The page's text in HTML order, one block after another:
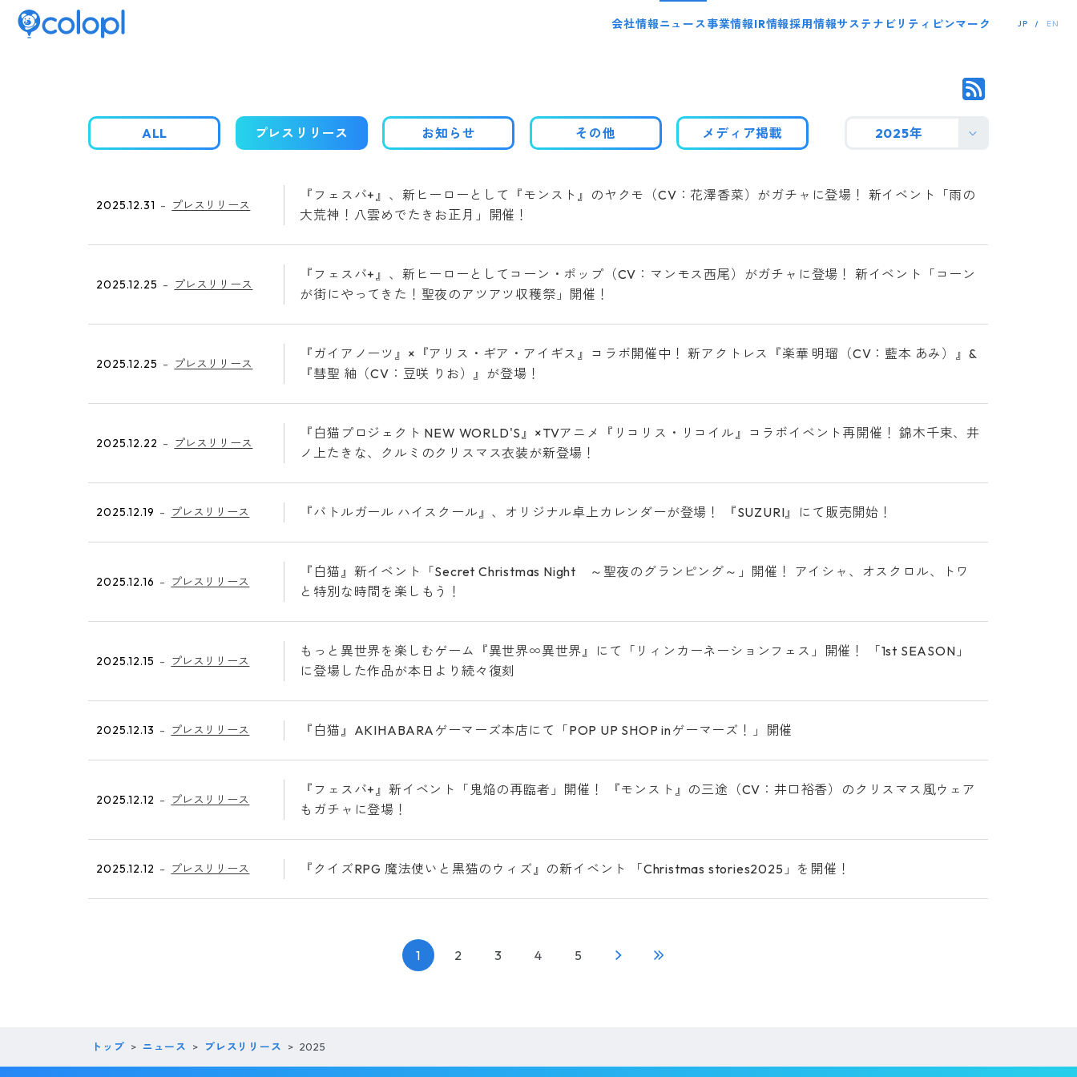
会社情報ニュース事業情報IR情報採用情報サステナビリティ ピンマーク JP EN
ALL プレスリリース お知らせ その他 メディア掲載 2025年
2025.12.31 プレスリリース
『フェスバ+』、新ヒーローとして『モンスト』のヤクモ（CV：花澤香菜）がガチャに登場！ 新イベント「雨の
大荒神！八雲めでたきお正月」開催！
2025.12.25 プレスリリース
『フェスバ+』、新ヒーローとしてコーン・ポップ（CV：マンモス西尾）がガチャに登場！ 新イベント「コーン
が街にやってきた！聖夜のアツアツ収穫祭」開催！
2025.12.25 プレスリリース
『ガイアノーツ』×『アリス・ギア・アイギス』コラボ開催中！ 新アクトレス『楽華 明瑠（CV：藍本 あみ）』&
『彗聖 紬（CV：豆咲 りお）』が登場！
2025.12.22 プレスリリース
『白猫プロジェクト NEW WORLD'S』×TVアニメ『リコリス・リコイル』コラボイベント再開催！ 錦木千束、井
ノ上たきな、クルミのクリスマス衣装が新登場！
2025.12.19 プレスリリース 『バトルガール ハイスクール』、オリジナル卓上カレンダーが登場！ 『SUZURI』にて販売開始！
2025.12.16 プレスリリース
『白猫』新イベント「Secret Christmas Night ～聖夜のグランピング～」開催！ アイシャ、オスクロル、トワ
と特別な時間を楽しもう！
2025.12.15 プレスリリース
もっと異世界を楽しむゲーム『異世界∞異世界』にて「リィンカーネーションフェス」開催！ 「1st SEASON」
に登場した作品が本日より続々復刻
2025.12.13 プレスリリース 『白猫』AKIHABARAゲーマーズ本店にて「POP UP SHOP inゲーマーズ！」開催
2025.12.12 プレスリリース
『フェスバ+』新イベント「鬼焔の再臨者」開催！ 『モンスト』の三途（CV：井口裕香）のクリスマス風ウェア
もガチャに登場！
2025.12.12 プレスリリース 『クイズRPG 魔法使いと黒猫のウィズ』の新イベント 「Christmas stories2025」を開催！
1 2 3 4 5
トップ ニュース プレスリリース 2025